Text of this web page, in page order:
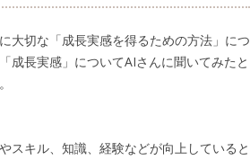
大切な「成長実感を得るための方法」につ
成長実感」についてAIさんに聞いてみたと
スキル、知識、経験などが向上していると